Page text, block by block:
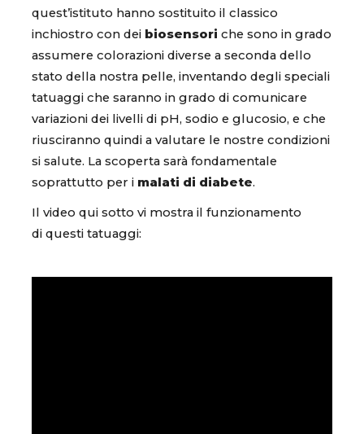
quest’istituto hanno sostituito il classico
inchiostro con dei biosensori che sono in grado
assumere colorazioni diverse a seconda dello
stato della nostra pelle, inventando degli speciali
tatuaggi che saranno in grado di comunicare
variazioni dei livelli di pH, sodio e glucosio, e che
riusciranno quindi a valutare le nostre condizioni
si salute. La scoperta sarà fondamentale
soprattutto per i malati di diabete.
Il video qui sotto vi mostra il funzionamento
di questi tatuaggi: